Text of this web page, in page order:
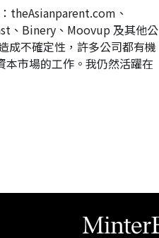
theAsianparent.com、
、Binery、Moovup 及其他公
成不確定性，許多公司都有機
市場的工作。我仍然活躍在